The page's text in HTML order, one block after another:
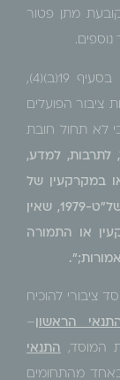
וכן את סעיף קטן (ב)(9), הקובעת מתן פטור
נוספים.
בין יתר סעיפי הפטור הקבועים בחוק, נקבע בסעיף 19(ב)(4),
ציבור הפועלים
לא תחול חובת
לתרבות, למדע,
במקרקעין של
הקדש ציבורי כמשמעותו בחוק הנאמנות התשל"ט-1979, שאין
או התמורה
ציבורי להוכיח
הראשון –
המוסד, התנאי
מהתחומים